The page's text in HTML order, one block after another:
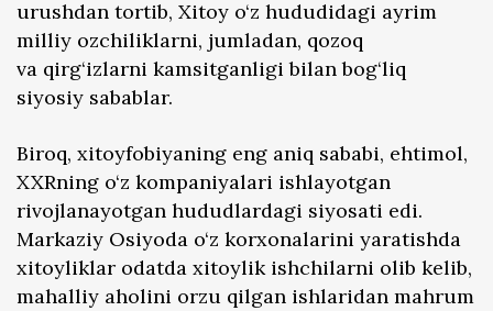
urushdan tortib, Xitoy o‘z hududidagi ayrim
milliy ozchiliklarni, jumladan, qozoq
va qirg‘izlarni kamsitganligi bilan bog‘liq
siyosiy sabablar.
Biroq, xitoyfobiyaning eng aniq sababi, ehtimol,
XXRning o‘z kompaniyalari ishlayotgan
rivojlanayotgan hududlardagi siyosati edi.
Markaziy Osiyoda o‘z korxonalarini yaratishda
xitoyliklar odatda xitoylik ishchilarni olib kelib,
mahalliy aholini orzu qilgan ishlaridan mahrum